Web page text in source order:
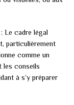
: Le cadre légal
particulièrement
comme un
les conseils
à s’y préparer